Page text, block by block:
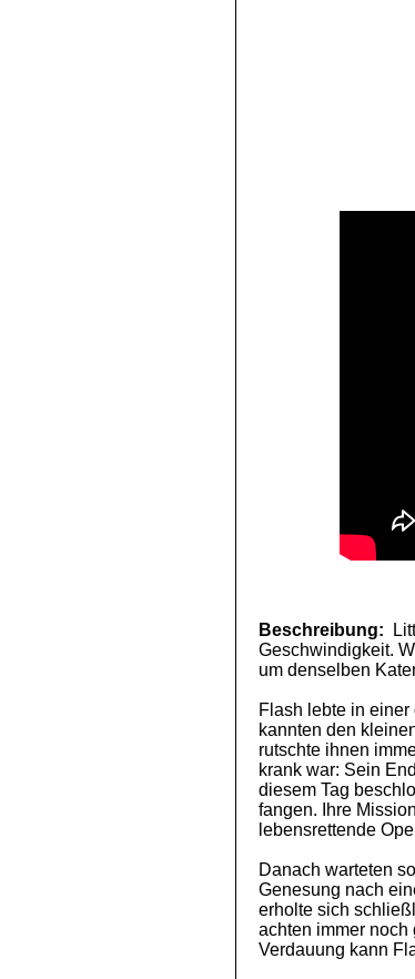
Beschreibung:
Geschwindigkeit.
um denselben
Flash lebte in
kannten den
rutschte ihnen
krank war: Sein
diesem Tag
fangen. Ihre
lebensrettende
Danach warteten
Genesung nach
erholte sich
achten immer noch
Verdauung kann